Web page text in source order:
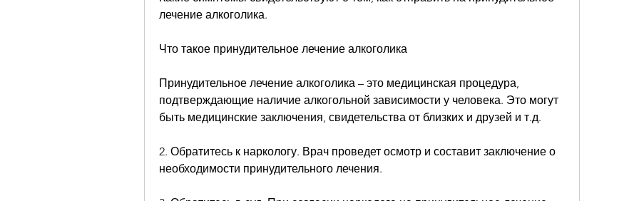
лечение алкоголика.
Что такое принудительное лечение алкоголика
Принудительное лечение алкоголика – это медицинская процедура,
подтверждающие наличие алкогольной зависимости у человека. Это могут
быть медицинские заключения, свидетельства от близких и друзей и т.д.
2. Обратитесь к наркологу. Врач проведет осмотр и составит заключение о
необходимости принудительного лечения.